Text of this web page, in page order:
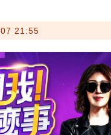
21:55